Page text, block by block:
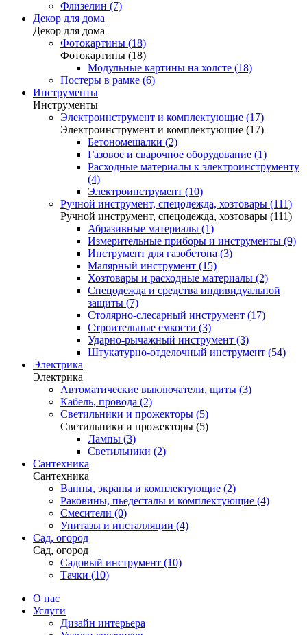
Флизелин (7)
Декор для дома
Декор для дома
Фотокартины (18)
Фотокартины (18)
Модульные картины на холсте (18)
Постеры в рамке (6)
Инструменты
Инструменты
Электроинструмент и комплектующие (17)
Электроинструмент и комплектующие (17)
Бетономешалки (2)
Газовое и сварочное оборудование (1)
Расходные материалы к электроинструменту
(4)
Электроинструмент (10)
Ручной инструмент, спецодежда, хозтовары (111)
Ручной инструмент, спецодежда, хозтовары (111)
Абразивные материалы (1)
Измерительные приборы и инструменты (9)
Инструмент для газобетона (3)
Малярный инструмент (15)
Хозтовары и расходные материалы (2)
Спецодежда и средства индивидуальной
защиты (7)
Столярно-слесарный инструмент (17)
Строительные емкости (3)
Ударно-рычажный инструмент (3)
Штукатурно-отделочный инструмент (54)
Электрика
Электрика
Автоматические выключатели, щиты (3)
Кабель, провода (2)
Светильники и прожекторы (5)
Светильники и прожекторы (5)
Лампы (3)
Светильники (2)
Сантехника
Сантехника
Ванны, экраны и комплектующие (2)
Раковины, пьедесталы и комплектующие (4)
Смесители (0)
Унитазы и инсталляции (4)
Сад, огород
Сад, огород
Садовый инструмент (10)
Тачки (10)
О нас
Услуги
Дизайн интерьера